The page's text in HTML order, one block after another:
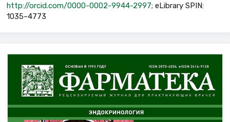
http://orcid.com/0000-0002-9944-2997; eLibrary SPIN:
1035–4773